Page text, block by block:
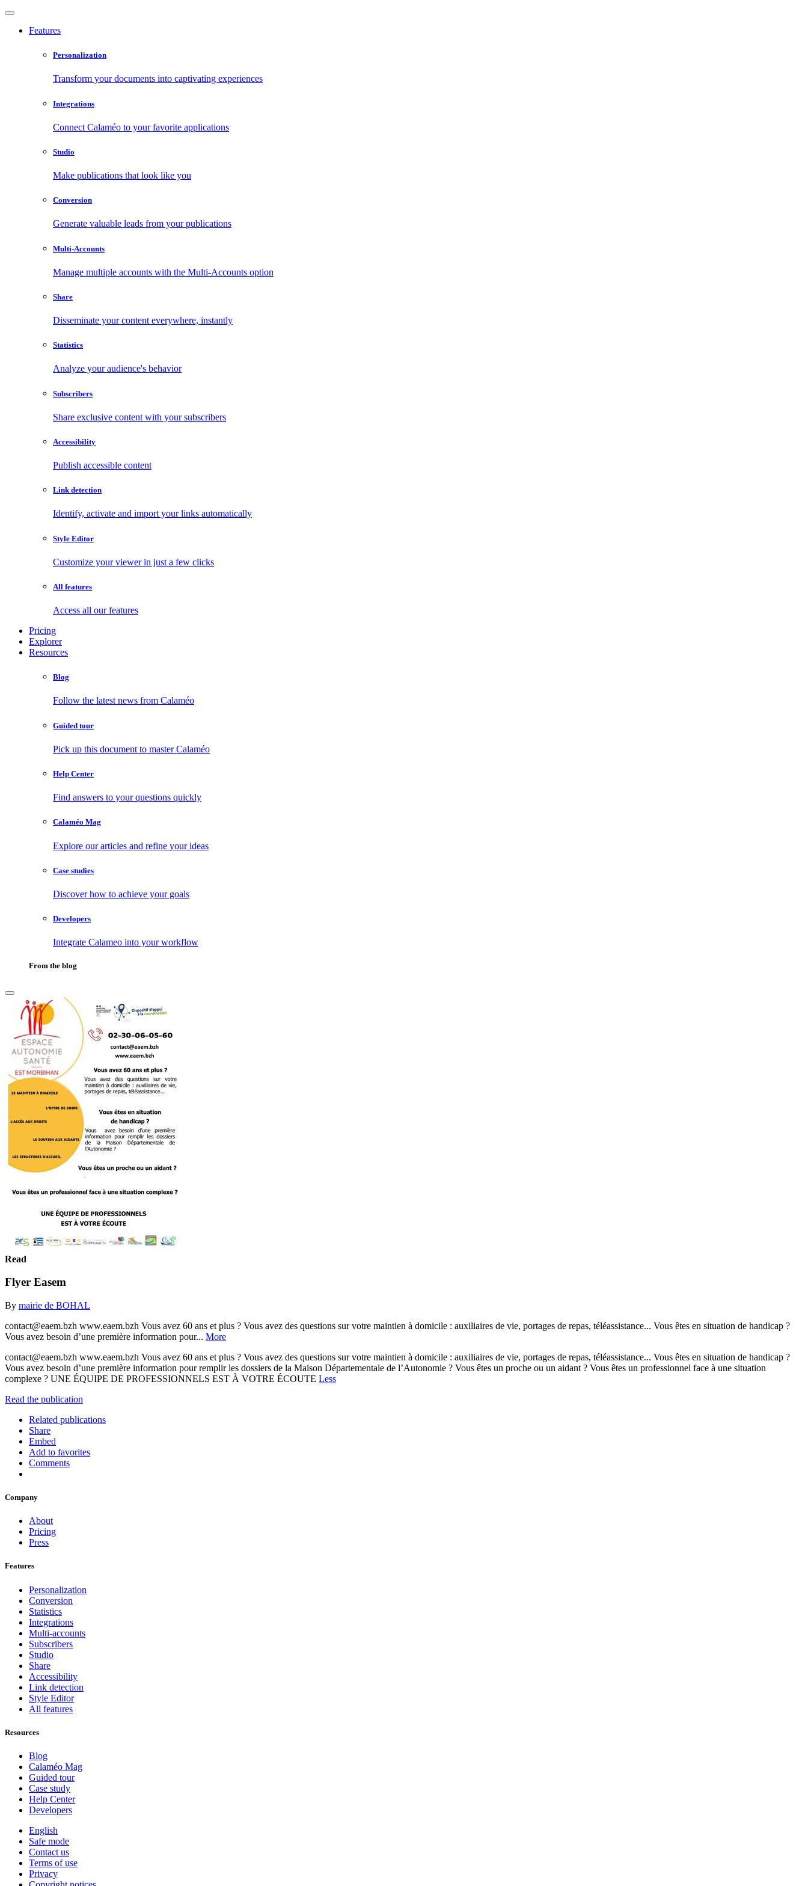
Features
Personalization
Transform your documents into captivating experiences
Integrations
Connect Calaméo to your favorite applications
Studio
Make publications that look like you
Conversion
Generate valuable leads from your publications
Multi-Accounts
Manage multiple accounts with the Multi-Accounts option
Share
Disseminate your content everywhere, instantly
Statistics
Analyze your audience's behavior
Subscribers
Share exclusive content with your subscribers
Accessibility
Publish accessible content
Link detection
Identify, activate and import your links automatically
Style Editor
Customize your viewer in just a few clicks
All features
Access all our features
Pricing
Explorer
Resources
Blog
Follow the latest news from Calaméo
Guided tour
Pick up this document to master Calaméo
Help Center
Find answers to your questions quickly
Calaméo Mag
Explore our articles and refine your ideas
Case studies
Discover how to achieve your goals
Developers
Integrate Calameo into your workflow
From the blog
Read
Flyer Easem
By mairie de BOHAL
contact@eaem.bzh www.eaem.bzh Vous avez 60 ans et plus ? Vous avez des questions sur votre maintien à domicile : auxiliaires de vie, portages de repas, téléassistance... Vous êtes en situation de handicap ?
Vous avez besoin d’une première information pour... More
contact@eaem.bzh www.eaem.bzh Vous avez 60 ans et plus ? Vous avez des questions sur votre maintien à domicile : auxiliaires de vie, portages de repas, téléassistance... Vous êtes en situation de handicap ?
Vous avez besoin d’une première information pour remplir les dossiers de la Maison Départementale de l’Autonomie ? Vous êtes un proche ou un aidant ? Vous êtes un professionnel face à une situation
complexe ? UNE ÉQUIPE DE PROFESSIONNELS EST À VOTRE ÉCOUTE Less
Read the publication
Related publications
Share
Embed
Add to favorites
Comments
Company
About
Pricing
Press
Features
Personalization
Conversion
Statistics
Integrations
Multi-accounts
Subscribers
Studio
Share
Accessibility
Link detection
Style Editor
All features
Resources
Blog
Calaméo Mag
Guided tour
Case study
Help Center
Developers
English
Safe mode
Contact us
Terms of use
Privacy